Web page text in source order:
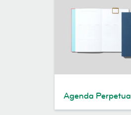
Agenda Perpetua